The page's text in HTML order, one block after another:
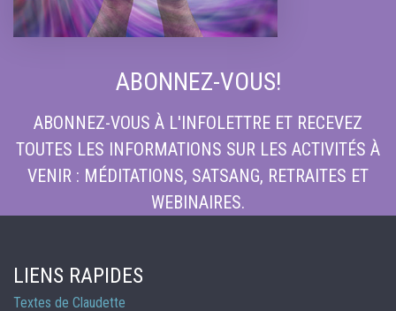
ABONNEZ-VOUS!
ABONNEZ-VOUS À L'INFOLETTRE ET RECEVEZ
TOUTES LES INFORMATIONS SUR LES ACTIVITÉS À
VENIR : MÉDITATIONS, SATSANG, RETRAITES ET
WEBINAIRES.
LIENS RAPIDES
Textes de Claudette